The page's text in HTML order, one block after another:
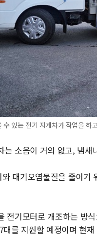
있는 전기 지게차가 작업을 하
는 소음이 거의 없고, 냄
대기오염물질을 줄이기
전기모터로 개조하는 방
대를 지원할 예정이며 현